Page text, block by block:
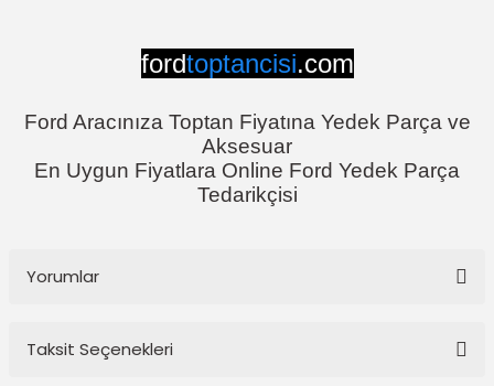
fordtoptancisi.com
Ford Aracınıza Toptan Fiyatına Yedek Parça ve
Aksesuar
En Uygun Fiyatlara Online Ford Yedek Parça
Tedarikçisi
Yorumlar
Taksit Seçenekleri